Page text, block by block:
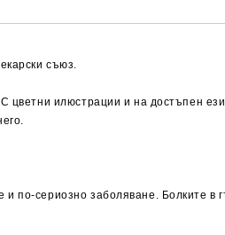
съюз.
илюстрации и на достъпен
по-сериозно заболяване. Болките в